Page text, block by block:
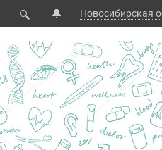
🔍 🔔 Новосибирская